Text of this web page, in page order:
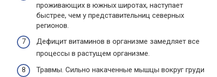
проживающих в южных широтах, наступает
быстрее, чем у представительниц северных
регионов.
Дефицит витаминов в организме замедляет все
процессы в растущем организме.
Травмы. Сильно накаченные мышцы вокруг груди